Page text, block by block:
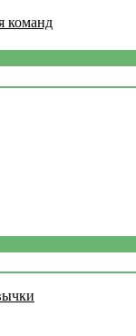
команд